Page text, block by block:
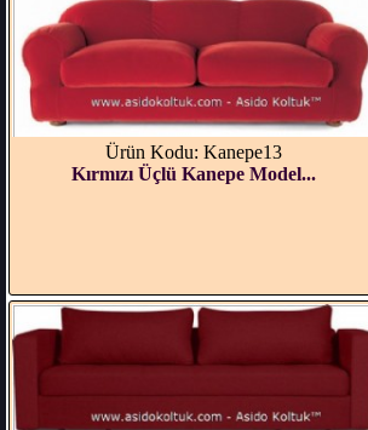
Ürün Kodu: Kanepe13
Kırmızı Üçlü Kanepe Model...